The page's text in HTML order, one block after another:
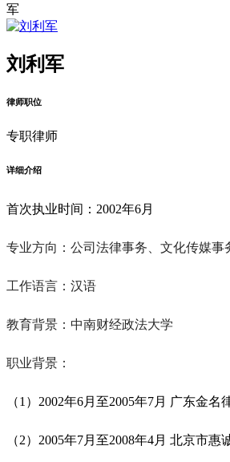
军
刘利军
律师职位
专职律师
详细介绍
首次执业时间： 2002年6月
专业方向： 公司法律事务、文化传媒事
工作语言： 汉语
教育背景： 中南财经政法大学
职业背景：
（1）2002年6月至2005年7月 广东金名
（2）2005年7月至2008年4月 北京市